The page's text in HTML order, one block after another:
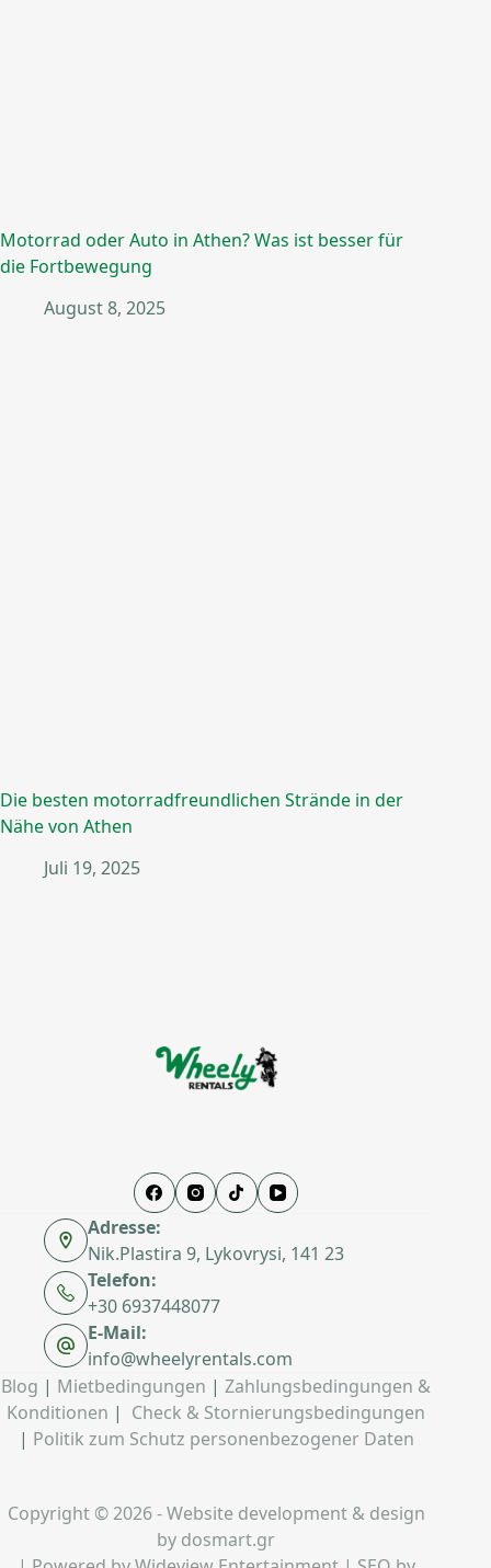
Motorrad oder Auto in Athen? Was ist besser für
die Fortbewegung
August 8, 2025
Die besten motorradfreundlichen Strände in der
Nähe von Athen
Juli 19, 2025
Adresse:
Nik.Plastira 9, Lykovrysi, 141 23
Telefon:
+30 6937448077
E-Mail:
info@wheelyrentals.com
Blog | Mietbedingungen |Zahlungsbedingungen &
Konditionen | Check & Stornierungsbedingungen
| Politik zum Schutz personenbezogener Daten
Copyright © 2026 - Website development & design
by dosmart.gr